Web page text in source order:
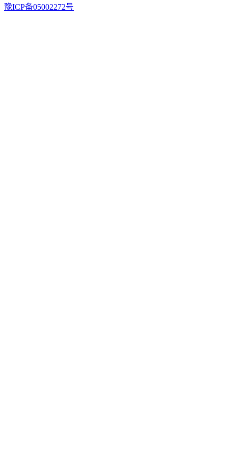
豫ICP备05002272号